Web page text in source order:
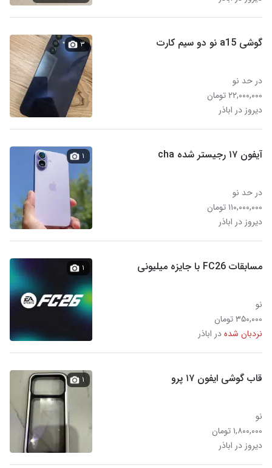
گوشی a15 نو دو سیم کارت
در حد نو
۲۲,۰۰۰,۰۰۰ تومان
دیروز در اباذر
۳
آیفون ۱۷ رجیستر شده cha
در حد نو
۱۱۰,۰۰۰,۰۰۰ تومان
دیروز در اباذر
۱
مسابقات FC26 با جایزه میلیونی
نو
۳۵۰,۰۰۰ تومان
نردبان شدهدر اباذر
۱
قاب گوشی ایفون ۱۷ پرو
نو
۱,۸۰۰,۰۰۰ تومان
دیروز در اباذر
۱